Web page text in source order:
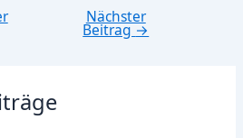
Nächster
Beitrag→